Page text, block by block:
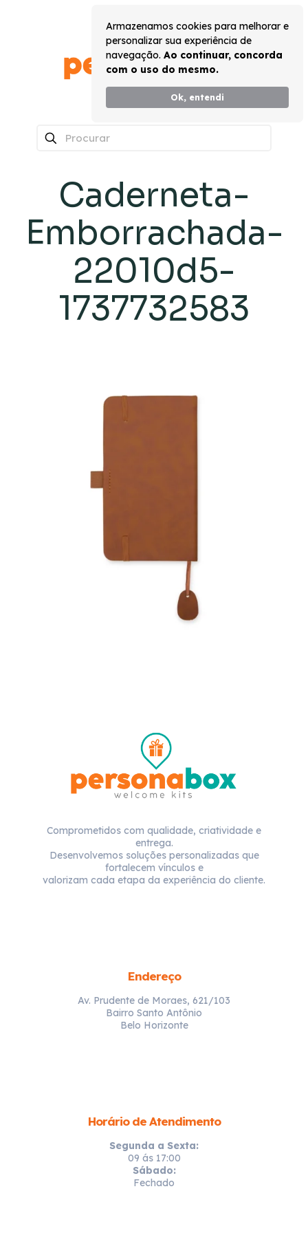
Armazenamos cookies para melhorar e
personalizar sua experiência de
navegação. Ao continuar, concorda
com o uso do mesmo.
Ok, entendi
Caderneta-
Emborrachada-
22010d5-
1737732583
Comprometidos com qualidade, criatividade e
entrega.
Desenvolvemos soluções personalizadas que
fortalecem vínculos e
valorizam cada etapa da experiência do cliente.
Endereço
Av. Prudente de Moraes, 621/103
Bairro Santo Antônio
Belo Horizonte
Horário de Atendimento
Segunda a Sexta:
09 ás 17:00
Sábado:
Fechado